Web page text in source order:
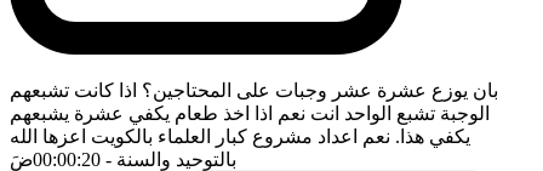
بان يوزع عشرة عشر وجبات على المحتاجين؟ اذا كانت تشبعهم
الوجبة تشبع الواحد انت نعم اذا اخذ طعام يكفي عشرة يشبعهم
يكفي هذا. نعم اعداد مشروع كبار العلماء بالكويت اعزها الله
بالتوحيد والسنة - 00:00:20 ضَ